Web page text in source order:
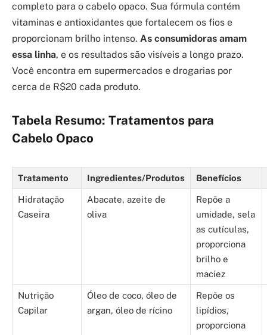
completo para o cabelo opaco. Sua fórmula contém
vitaminas e antioxidantes que fortalecem os fios e
proporcionam brilho intenso. As consumidoras amam
essa linha, e os resultados são visíveis a longo prazo.
Você encontra em supermercados e drogarias por
cerca de R$20 cada produto.
Tabela Resumo: Tratamentos para
Cabelo Opaco
Tratamento Ingredientes/Produtos Benefícios
Hidratação
Caseira
Abacate, azeite de
oliva
Repõe a
umidade, sela
as cutículas,
proporciona
brilho e
maciez
Nutrição
Capilar
Óleo de coco, óleo de
argan, óleo de rícino
Repõe os
lipídios,
proporciona